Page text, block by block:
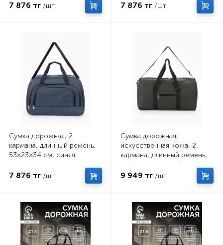
7 876 тг /шт 7 876 тг /шт
Сумка дорожная, 2
кармана, длинный ремень,
53×23×34 см, синяя
7 876 тг /шт
Сумка дорожная,
искусственная кожа, 2
кармана, длинный ремень,
9 949 тг /шт